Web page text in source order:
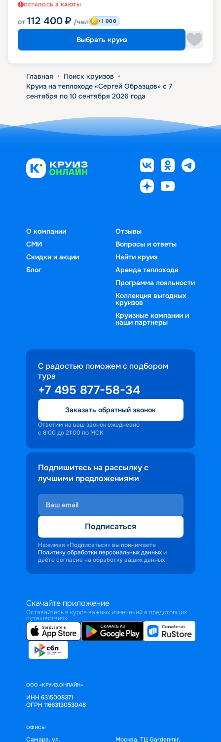
ОСТАЛОСЬ 3 КАЮТЫ
от 112 400 ₽ /чел +1 000
Выбрать круиз
Главная • Поиск круизов •
Круиз на теплоходе «Сергей Образцов» с 7
сентября по 10 сентября 2026 года
О компании
СМИ
Скидки и акции
Блог
Отзывы
Вопросы и ответы
Найти круиз
Аренда теплохода
Программа лояльности
Коллекция выгодных
круизов
Круизные компании и
наши партнеры
С радостью поможем с подбором
тура
+7 495 877-58-34
Заказать обратный звонок
Ответим на ваш звонок ежедневно
с 8:00 до 21:00 по МСК
Подпишитесь на рассылку с
лучшими предложениями
Подписаться
Нажимая «Подписаться» вы принимаете
Политику обработки персональных данных и
даёте согласие на обработку ваших данных
Скачайте приложение
Оставайтесь в курсе важных изменений в предстоящих
путешествиях
ООО «КРУИЗ.ОНЛАЙН»
ИНН 6315008371
ОГРН 1166313053048
ОФИСЫ
Самара, ул. Москва, ТЦ Gardenmir,